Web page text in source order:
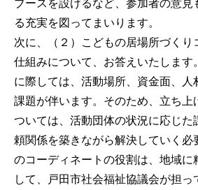
る充実を図ってまいります。
次に、（２）こどもの居場所づく
仕組みについて、お答えいたします
に際しては、活動場所、資金面、人
課題が伴います。そのため、立ち上
ついては、活動団体の状況に応じた
頼関係を築きながら解決していく必
のコーディネートの役割は、地域に
して、戸田市社会福祉協議会が担っ